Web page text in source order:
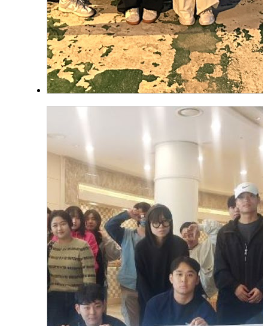
쏠비치양양 호텔앤리조트 답사(기업 탐방 및
험프로그램)
2023.10.31 함형진